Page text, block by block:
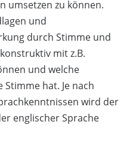
umsetzen zu können.
und
durch Stimme und
mit z.B.
und welche
hat. Je nach
wird der
englischer Sprache